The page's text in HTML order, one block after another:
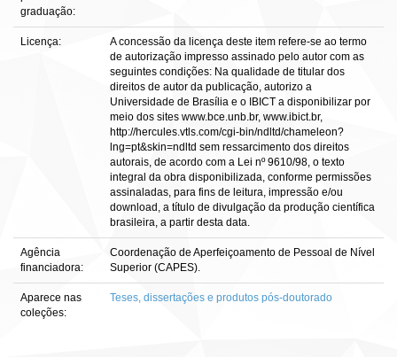
graduação:
Licença:
A concessão da licença deste item refere-se ao termo
de autorização impresso assinado pelo autor com as
seguintes condições: Na qualidade de titular dos
direitos de autor da publicação, autorizo a
Universidade de Brasília e o IBICT a disponibilizar por
meio dos sites www.bce.unb.br, www.ibict.br,
http://hercules.vtls.com/cgi-bin/ndltd/chameleon?
lng=pt&skin=ndltd sem ressarcimento dos direitos
autorais, de acordo com a Lei nº 9610/98, o texto
integral da obra disponibilizada, conforme permissões
assinaladas, para fins de leitura, impressão e/ou
download, a título de divulgação da produção científica
brasileira, a partir desta data.
Agência
financiadora:
Coordenação de Aperfeiçoamento de Pessoal de Nível
Superior (CAPES).
Aparece nas
coleções:
Teses, dissertações e produtos pós-doutorado